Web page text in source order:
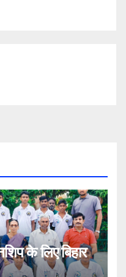
के लिए बिहार